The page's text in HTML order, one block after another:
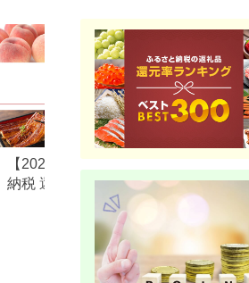
【2026年版】楽天ふるさと
納税 還元率ランキング｜高
還元率返礼品をジャンル別
静岡
税の